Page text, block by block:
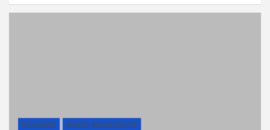
SECCIONES SOMOS IMPORTANTES